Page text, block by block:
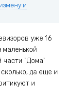
и
уже 16
части "Дома"
да еще и
и